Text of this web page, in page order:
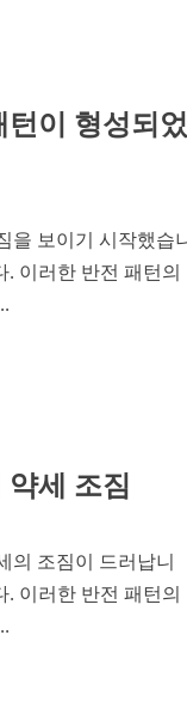
턴이 형성되었
을 보이기 시작했습
이러한 반전 패턴의
약세 조짐
의 조짐이 드러납니
이러한 반전 패턴의